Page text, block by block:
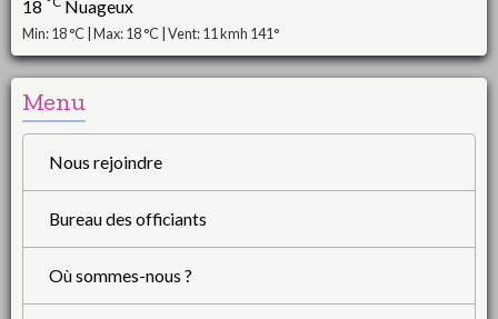
18 Nuageux
Min: 18 °C | Max: 18 °C | Vent: 11 kmh 141°
Menu
Nous rejoindre
Bureau des officiants
Où sommes-nous ?